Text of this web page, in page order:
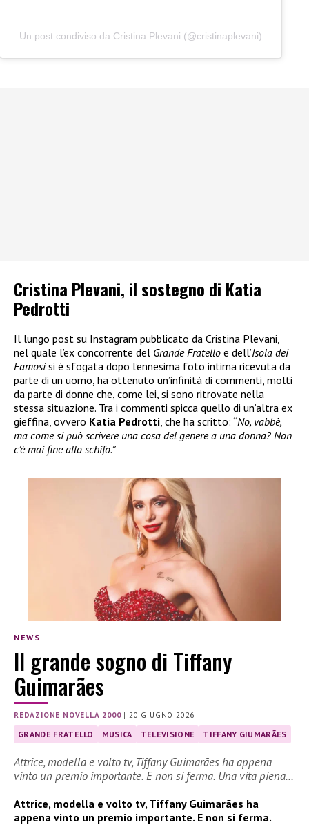
Un post condiviso da Cristina Plevani (@cristinaplevani)
Cristina Plevani, il sostegno di Katia
Pedrotti
Il lungo post su Instagram pubblicato da Cristina Plevani,
nel quale l’ex concorrente del Grande Fratello e dell’Isola dei
Famosisi è sfogata dopo l’ennesima foto intima ricevuta da
parte di un uomo, ha ottenuto un’infinità di commenti, molti
da parte di donne che, come lei, si sono ritrovate nella
stessa situazione. Tra i commenti spicca quello di un’altra ex
gieffina, ovvero Katia Pedrotti, che ha scritto: “No, vabbè,
ma come si può scrivere una cosa del genere a una donna? Non
c’è mai fine allo schifo.”
NEWS
Il grande sogno di Tiffany
Guimarães
REDAZIONE NOVELLA 2000|20 GIUGNO 2026
GRANDE FRATELLO MUSICA TELEVISIONE TIFFANY GIUMARÃES
Attrice, modella e volto tv, Tiffany Guimarães ha appena
vinto un premio importante. E non si ferma. Una vita piena…
Attrice, modella e volto tv, Tiffany Guimarães ha
appena vinto un premio importante. E non si ferma.